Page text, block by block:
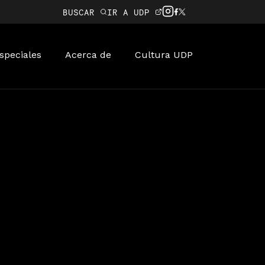
BUSCAR IR A UDP
Acerca de Cultura UDP